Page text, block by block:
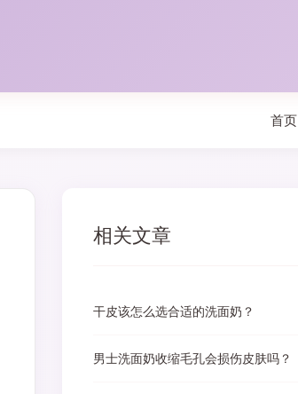
首页
相关文章
干皮该怎么选合适的洗面奶？
男士洗面奶收缩毛孔会损伤皮肤吗？